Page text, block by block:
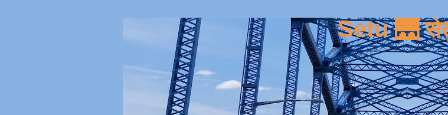
Setu 🌉